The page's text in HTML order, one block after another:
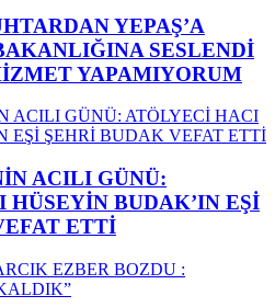
YEPAŞ’A
SESLENDİ
YAPAMIYORUM
ACILI GÜNÜ:
HÜSEYİN BUDAK’IN EŞİ
ETTİ